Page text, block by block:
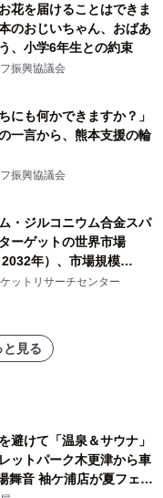
花を届けることはできま
のおじいちゃん、おばあ
、小学6年生との約束
振興協議会
にも何かできますか？」
一言から、熊本支援の輪
振興協議会
・ジルコニウム合金スパ
ーゲットの世界市場
2032年）、市場規模
、その他）・分析レポ
ットリサーチセンター
と見る
避けて「温泉＆サウナ」
ットパーク木更津から車
音 袖ケ浦店が夏フェア